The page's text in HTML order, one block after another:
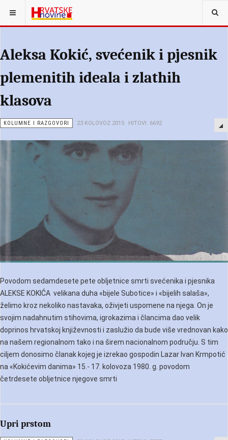
NALAZITE SE OVDJE:
Aleksa Kokić, svećenik i pjesnik
plemenitih ideala i zlathih
klasova
KOLUMNE I RAZGOVORI 23 KOLOVOZ 2015 HITOVI: 6692
Povodom sedamdesete pete obljetnice smrti svećenika i pjesnika
ALEKSE KOKIĆA velikana duha «bijele Subotice» i «bijelih salaša»,
želimo kroz nekoliko nastavaka, oživjeti uspomene na njega. On je
svojim nadahnutim stihovima, igrokazima i člancima dao velik
doprinos hrvatskoj književnosti i zaslužio da bude više vrednovan kako
na našem regionalnom tako i na širem nacionalnom području. S tim
ciljem donosimo članak kojeg je izrekao gospodin Lazar Ivan Krmpotić
na «Kokićevim danima» 15.- 17. kolovoza 1980. g. povodom
četrdesete obljetnice njegove smrti
Upri prstom